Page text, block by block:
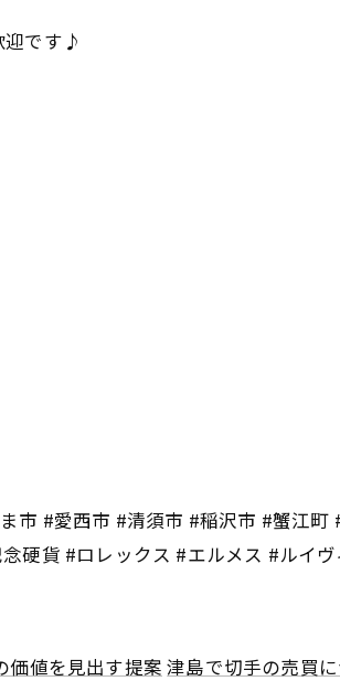
迎です♪
市 #愛西市 #清須市 #稲沢市 #蟹江
硬貨 #ロレックス #エルメス #ルイ
価値を見出す提案 津島で切手の売買